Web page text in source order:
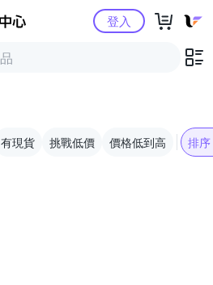
Yahoo購物中心登入
有現貨 挑戰低價 價格低到高 排序